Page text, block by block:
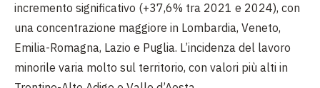
incremento significativo (+37,6% tra 2021 e 2024), con
una concentrazione maggiore in Lombardia, Veneto,
Emilia-Romagna, Lazio e Puglia. L’incidenza del lavoro
minorile varia molto sul territorio, con valori più alti in